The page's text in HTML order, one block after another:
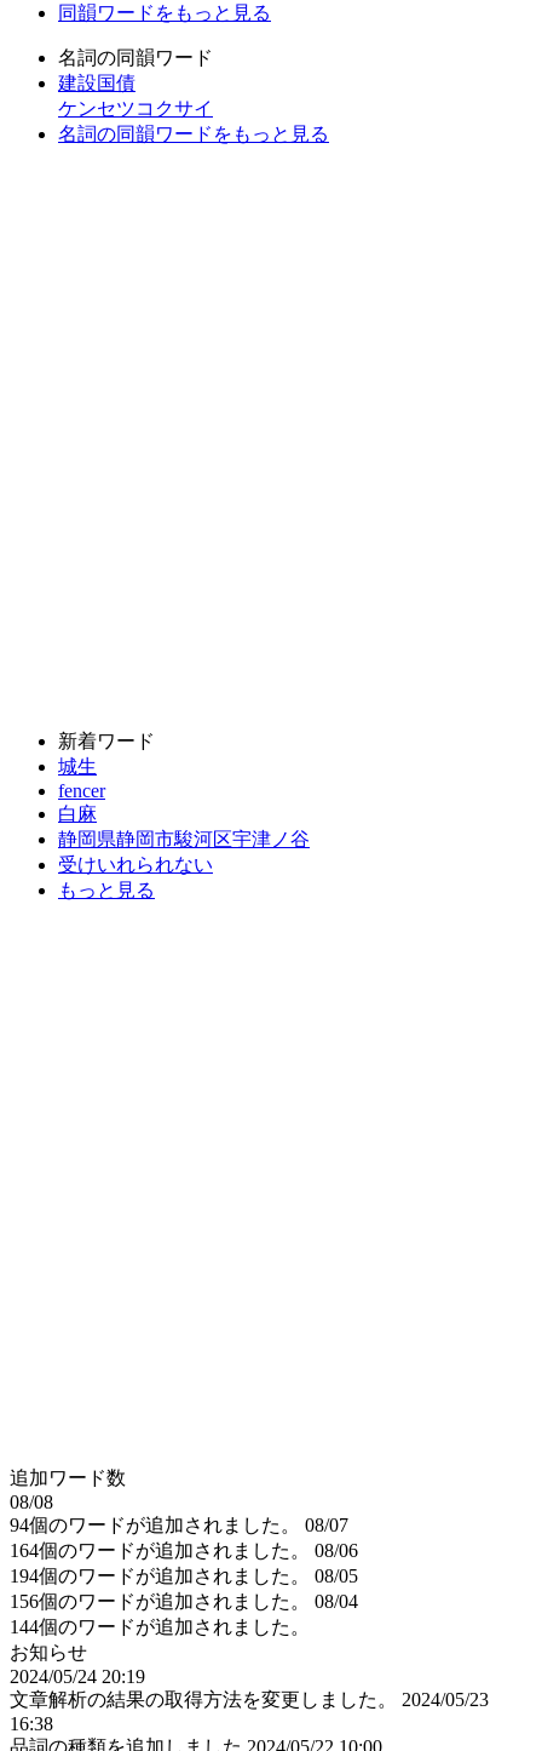
同韻ワードをもっと見る
名詞の同韻ワード
建設国債
ケンセツコクサイ
名詞の同韻ワードをもっと見る
新着ワード
城生
fencer
白麻
静岡県静岡市駿河区宇津ノ谷
受けいれられない
もっと見る
追加ワード数
08/08
94個のワードが追加されました。
08/07
164個のワードが追加されました。
08/06
194個のワードが追加されました。
08/05
156個のワードが追加されました。
08/04
144個のワードが追加されました。
お知らせ
2024/05/24 20:19
文章解析の結果の取得方法を変更しました。
2024/05/23
16:38
品詞の種類を追加しました 2024/05/22 10:00